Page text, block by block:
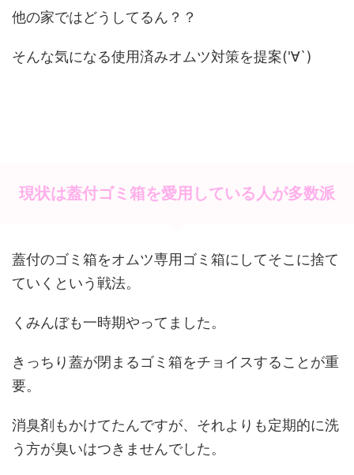
他の家ではどうしてるん？？
そんな気になる使用済みオムツ対策を提案('∀`)
現状は蓋付ゴミ箱を愛用している人が多数派
蓋付のゴミ箱をオムツ専用ゴミ箱にしてそこに捨て
ていくという戦法。
くみんぼも一時期やってました。
きっちり蓋が閉まるゴミ箱をチョイスすることが重
要。
消臭剤もかけてたんですが、それよりも定期的に洗
う方が臭いはつきませんでした。